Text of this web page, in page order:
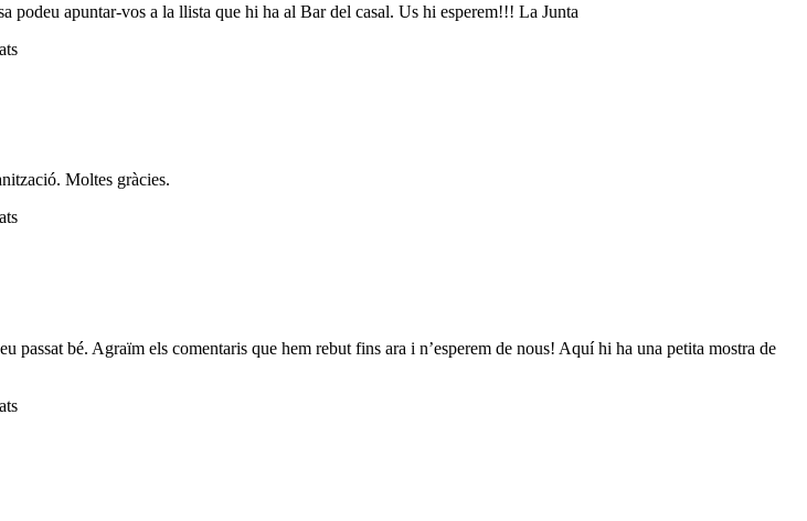
podeu apuntar-vos a la llista que hi ha al Bar del casal. Us hi esperem!!! La Junta
a
Moltes gràcies.
a
passat bé. Agraïm els comentaris que hem rebut fins ara i n’esperem de nous! Aquí hi ha una petita mostra de
a